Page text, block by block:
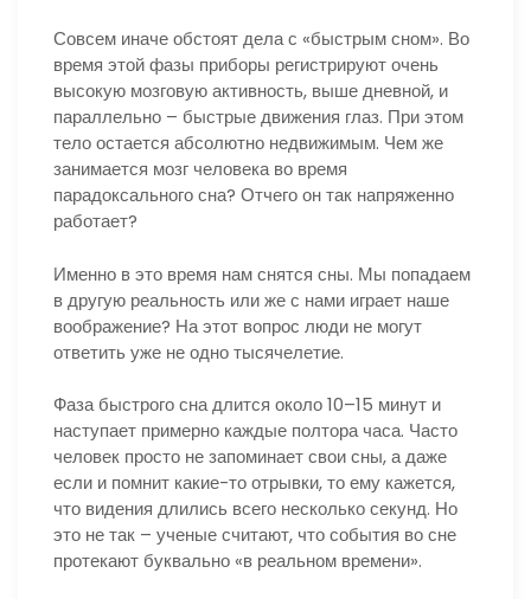
Совсем иначе обстоят дела с «быстрым сном». Во
время этой фазы приборы регистрируют очень
высокую мозговую активность, выше дневной, и
параллельно – быстрые движения глаз. При этом
тело остается абсолютно недвижимым. Чем же
занимается мозг человека во время
парадоксального сна? Отчего он так напряженно
работает?
Именно в это время нам снятся сны. Мы попадаем
в другую реальность или же с нами играет наше
воображение? На этот вопрос люди не могут
ответить уже не одно тысячелетие.
Фаза быстрого сна длится около 10–15 минут и
наступает примерно каждые полтора часа. Часто
человек просто не запоминает свои сны, а даже
если и помнит какие-то отрывки, то ему кажется,
что видения длились всего несколько секунд. Но
это не так – ученые считают, что события во сне
протекают буквально «в реальном времени».